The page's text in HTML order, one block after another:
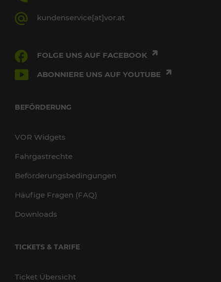
kundenservice[at]vor.at
FOLGE UNS AUF FACEBOOK
ABONNIERE UNS AUF YOUTUBE
BEFÖRDERUNG
VOR Widgets
Fahrgastrechte
Beförderungsbedingungen
Häufige Fragen (FAQ)
Downloads
TICKETS & TARIFE
Ticket Übersicht